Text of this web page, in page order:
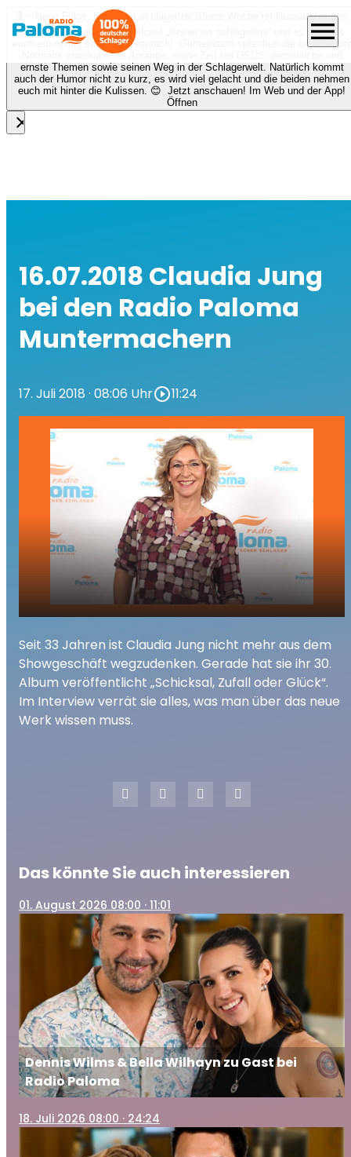
🎙️✨ Neue Folge „Keiner ist schlagerfrei“!
Diese Woche ist Norman Langen
bei Nora zu Gast beim Podcast „Keiner ist schlagerfrei“ und es erwartet
euch ein richtig schönes Gespräch! Gemeinsam sprechen die beiden über
Normans musikalische Anfänge, seine Zeit bei DSDS, persönliche und
ernste Themen sowie seinen Weg in der Schlagerwelt. Natürlich kommt
auch der Humor nicht zu kurz, es wird viel gelacht und die beiden nehmen
euch mit hinter die Kulissen. 😊 Jetzt anschauen! Im Web und der App!
Öffnen
close
menu
16.07.2018 Claudia Jung
bei den Radio Paloma
Muntermachern
17. Juli 2018 · 08:06 Uhrplay_circle_outline11:24
play_arrow 16.07.2018 Claudia Jung bei den Radio
Paloma Muntermachern
11:24
Seit 33 Jahren ist Claudia Jung nicht mehr aus dem
Showgeschäft wegzudenken. Gerade hat sie ihr 30.
Album veröffentlicht „Schicksal, Zufall oder Glück“.
Im Interview verrät sie alles, was man über das neue
Werk wissen muss.
Das könnte Sie auch interessieren
01. August 2026 08:00 · 11:01
Dennis Wilms & Bella Wilhayn zu Gast bei
Radio Paloma
18. Juli 2026 08:00 · 24:24